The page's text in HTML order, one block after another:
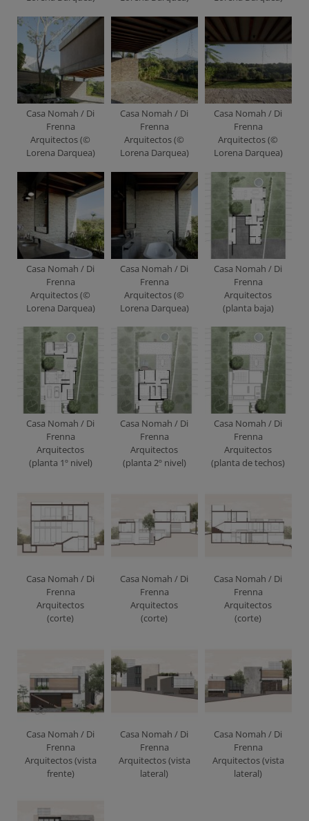
Casa Nomah / Di
Frenna
Arquitectos (©
Lorena Darquea)
Casa Nomah / Di
Frenna
Arquitectos (©
Lorena Darquea)
Casa Nomah / Di
Frenna
Arquitectos (©
Lorena Darquea)
Casa Nomah / Di
Frenna
Arquitectos (©
Lorena Darquea)
Casa Nomah / Di
Frenna
Arquitectos (©
Lorena Darquea)
Casa Nomah / Di
Frenna
Arquitectos
(planta baja)
Casa Nomah / Di
Frenna
Arquitectos
(planta 1º nivel)
Casa Nomah / Di
Frenna
Arquitectos
(planta 2º nivel)
Casa Nomah / Di
Frenna
Arquitectos
(planta de techos)
Casa Nomah / Di
Frenna
Arquitectos
(corte)
Casa Nomah / Di
Frenna
Arquitectos
(corte)
Casa Nomah / Di
Frenna
Arquitectos
(corte)
Casa Nomah / Di
Frenna
Arquitectos (vista
frente)
Casa Nomah / Di
Frenna
Arquitectos (vista
lateral)
Casa Nomah / Di
Frenna
Arquitectos (vista
lateral)